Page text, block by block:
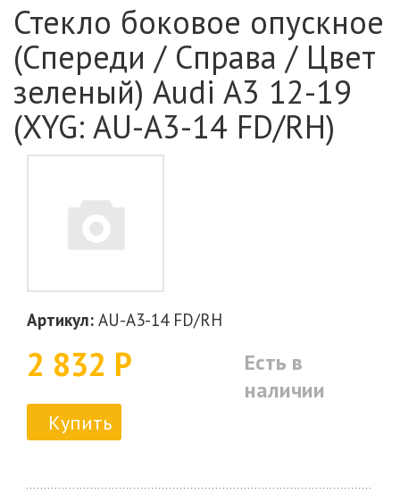
Стекло боковое опускное
(Спереди / Справа / Цвет
зеленый) Audi A3 12-19
(XYG: AU-A3-14 FD/RH)
Артикул: AU-A3-14 FD/RH
2 832 Р
Есть в
наличии
Купить